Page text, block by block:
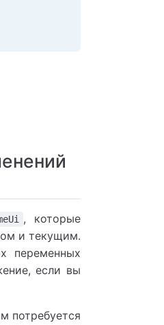
, которые
и текущим.
переменных
если вы
потребуется